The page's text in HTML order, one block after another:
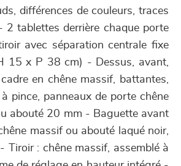
différences de couleurs, traces
tablettes derrière chaque porte
avec séparation centrale fixe
15 x P 38 cm) - Dessus, avant,
en chêne massif, battantes,
pince, panneaux de porte chêne
abouté 20 mm - Baguette avant
massif ou abouté laqué noir,
Tiroir : chêne massif, assemblé à